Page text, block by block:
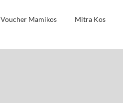
Voucher Mamikos Mitra Kos